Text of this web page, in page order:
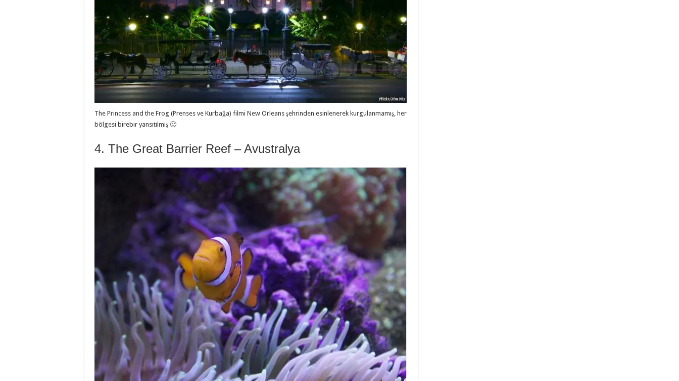
The Princess and the Frog (Prenses ve Kurbağa) filmi New Orleans şehrinden esinlenerek kurgulanmamış, her
bölgesi birebir yansıtılmış 🙂
4. The Great Barrier Reef – Avustralya